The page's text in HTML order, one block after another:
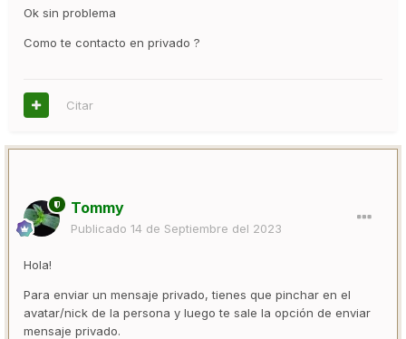
Ok sin problema
Como te contacto en privado ?
Citar
Tommy
Publicado 14 de Septiembre del 2023
Hola!
Para enviar un mensaje privado, tienes que pinchar en el
avatar/nick de la persona y luego te sale la opción de enviar
mensaje privado.